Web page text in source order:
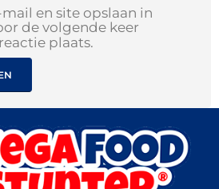
en site opslaan in
de volgende keer
plaats.